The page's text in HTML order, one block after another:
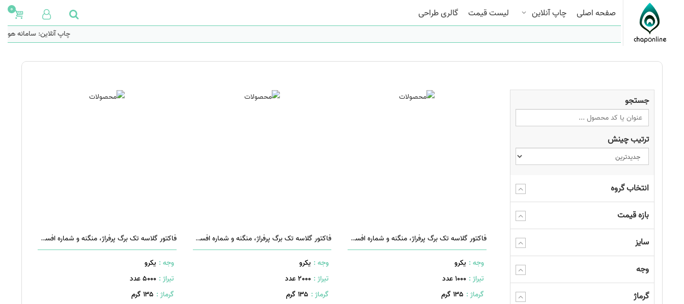
صفحه اصلی چاپ آنلاین لیست قیمت گالری طراحی 0
چاپ آنلاین: سامانه
جستجو
ترتیب چینش
انتخاب گروه
بازه قیمت
سایز
وجه
گرماژ
فاکتور گلاسه تک برگ پرفراژ، منگنه و شماره افست چهار رنگ
وجه : یکرو
تیراژ : 1000 عدد
گرماژ : ۱۳۵ گرم
فاکتور گلاسه تک برگ پرفراژ، منگنه و شماره افست چهار رنگ
وجه : یکرو
تیراژ : 2000 عدد
گرماژ : ۱۳۵ گرم
فاکتور گلاسه تک برگ پرفراژ، منگنه و شماره افست چهار رنگ
وجه : یکرو
تیراژ : 5000 عدد
گرماژ : ۱۳۵ گرم